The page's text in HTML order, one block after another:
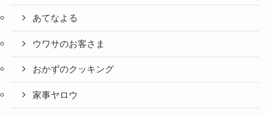
あてなよる
ウワサのお客さま
おかずのクッキング
家事ヤロウ